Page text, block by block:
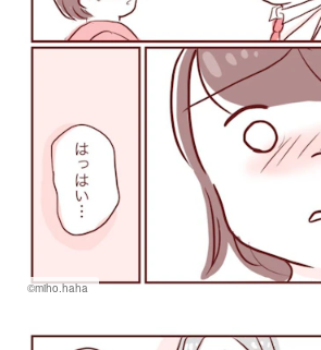
©miho.haha